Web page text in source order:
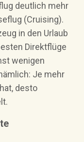
deutlich mehr
(Cruising).
in den Urlaub
Direktflüge
wenigen
Je mehr
desto